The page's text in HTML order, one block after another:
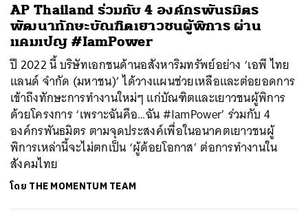
AP Thailand ร่วมกับ 4 องค์กรพันธมิตร
พัฒนาทักษะบัณฑิตเยาวชนผู้พิการ ผ่าน
แคมเปญ #IamPower
ปี 2022 นี้ บริษัทเอกชนด้านอสังหาริมทรัพย์อย่าง ‘เอพี ไทย
แลนด์ จำกัด (มหาชน)’ ได้วางแผนช่วยเหลือและต่อยอดการ
เข้าถึงทักษะการทำงานใหม่ๆ แก่บัณฑิตและเยาวชนผู้พิการ
ด้วยโครงการ ‘เพราะฉันคือ…ฉัน #IamPower’ ร่วมกับ 4
องค์กรพันธมิตร ตามจุดประสงค์เพื่อในอนาคตเยาวชนผู้
พิการเหล่านี้จะไม่ตกเป็น ‘ผู้ด้อยโอกาส’ ต่อการทำงานใน
สังคมไทย
โดย THE MOMENTUM TEAM